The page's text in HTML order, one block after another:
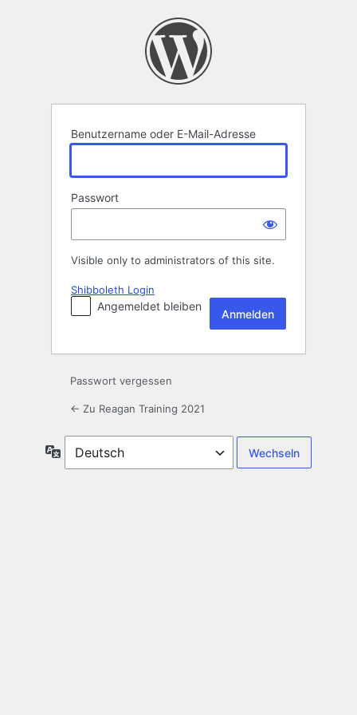
Benutzername oder E-Mail-Adresse
Passwort
Visible only to administrators of this site.
Shibboleth Login
Angemeldet bleiben
Passwort vergessen
← Zu Reagan Training 2021
Sprache